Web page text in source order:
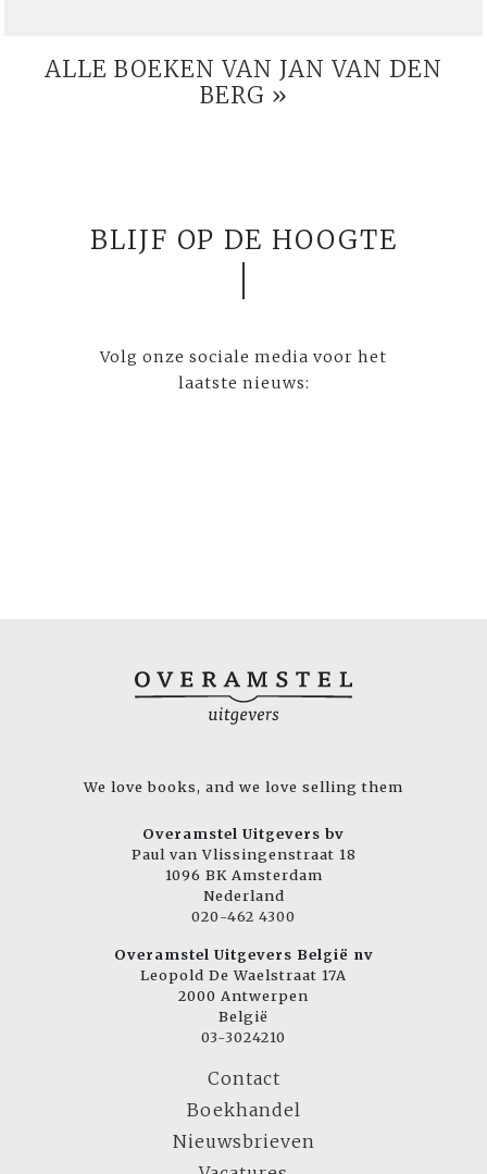
ALLE BOEKEN VAN JAN VAN DEN
BERG »
BLIJF OP DE HOOGTE
Volg onze sociale media voor het
laatste nieuws:
We love books, and we love selling them
Overamstel Uitgevers bv
Paul van Vlissingenstraat 18
1096 BK Amsterdam
Nederland
020-462 4300
Overamstel Uitgevers België nv
Leopold De Waelstraat 17A
2000 Antwerpen
België
03-3024210
Contact
Boekhandel
Nieuwsbrieven